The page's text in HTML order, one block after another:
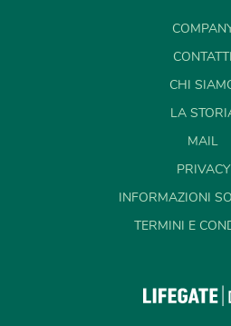
CONTATTI
CHI
LA
MAIL
PRIVACY
INFORMAZIONI
TERMINI E